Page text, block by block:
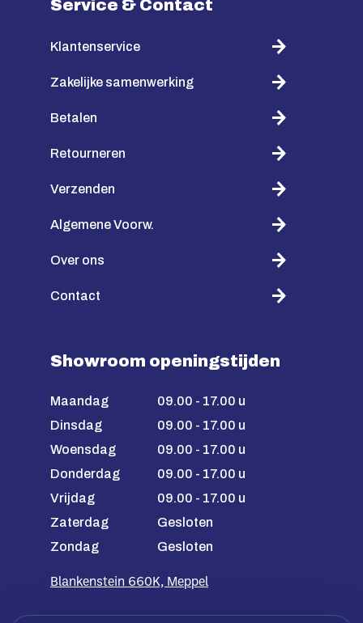
Service & Contact
Klantenservice
Zakelijke samenwerking
Betalen
Retourneren
Verzenden
Algemene Voorw.
Over ons
Contact
Showroom openingstijden
Maandag
09.00 - 17.00 u
Dinsdag
09.00 - 17.00 u
Woensdag
09.00 - 17.00 u
Donderdag
09.00 - 17.00 u
Vrijdag
09.00 - 17.00 u
Zaterdag
Gesloten
Zondag
Gesloten
Blankenstein 660K, Meppel